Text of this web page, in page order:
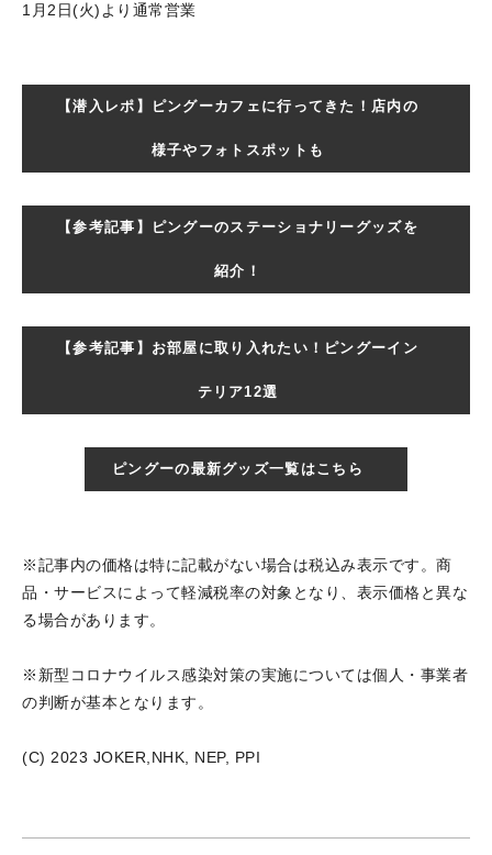
1月2日(火)より通常営業
【潜入レポ】ピングーカフェに行ってきた！店内の
様子やフォトスポットも
【参考記事】ピングーのステーショナリーグッズを
紹介！
【参考記事】お部屋に取り入れたい！ピングーイン
テリア12選
ピングーの最新グッズ一覧はこちら
※記事内の価格は特に記載がない場合は税込み表示です。商
品・サービスによって軽減税率の対象となり、表示価格と異な
る場合があります。
※新型コロナウイルス感染対策の実施については個人・事業者
の判断が基本となります。
(C) 2023 JOKER,NHK, NEP, PPI